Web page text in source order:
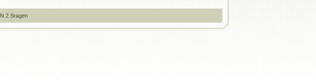
2 Sragen